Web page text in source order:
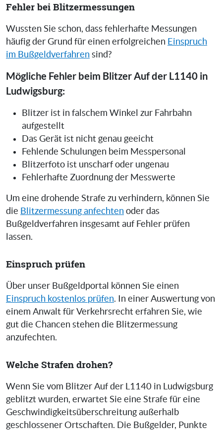
Fehler bei Blitzermessungen
Wussten Sie schon, dass fehlerhafte Messungen
häufig der Grund für einen erfolgreichen Einspruch
im Bußgeldverfahren sind?
Mögliche Fehler beim Blitzer Auf der L1140 in
Ludwigsburg:
Blitzer ist in falschem Winkel zur Fahrbahn
aufgestellt
Das Gerät ist nicht genau geeicht
Fehlende Schulungen beim Messpersonal
Blitzerfoto ist unscharf oder ungenau
Fehlerhafte Zuordnung der Messwerte
Um eine drohende Strafe zu verhindern, können Sie
die Blitzermessung anfechten oder das
Bußgeldverfahren insgesamt auf Fehler prüfen
lassen.
Einspruch prüfen
Über unser Bußgeldportal können Sie einen
Einspruch kostenlos prüfen. In einer Auswertung von
einem Anwalt für Verkehrsrecht erfahren Sie, wie
gut die Chancen stehen die Blitzermessung
anzufechten.
Welche Strafen drohen?
Wenn Sie vom Blitzer Auf der L1140 in Ludwigsburg
geblitzt wurden, erwartet Sie eine Strafe für eine
Geschwindigkeitsüberschreitung außerhalb
geschlossener Ortschaften. Die Bußgelder, Punkte